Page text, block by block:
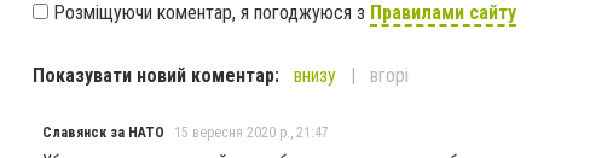
Розміщуючи коментар, я погоджуюся з Правилами сайту
Показувати новий коментар: внизу вгорі
Славянск за НАТО 15 вересня 2020 р., 21:47